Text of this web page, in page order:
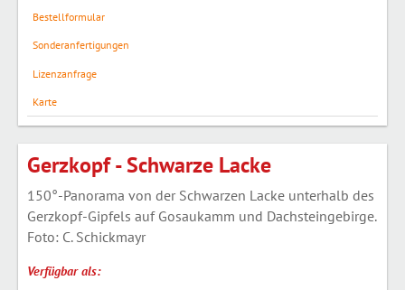
Bestellformular
Sonderanfertigungen
Lizenzanfrage
Karte
Gerzkopf - Schwarze Lacke
150°-Panorama von der Schwarzen Lacke unterhalb des
Gerzkopf-Gipfels auf Gosaukamm und Dachsteingebirge.
Foto: C. Schickmayr
Verfügbar als: